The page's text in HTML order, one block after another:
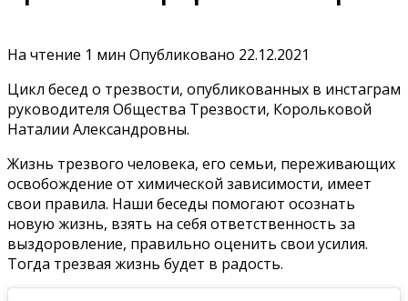
На чтение 1 мин Опубликовано 22.12.2021
Цикл бесед о трезвости, опубликованных в инстаграм
руководителя Общества Трезвости, Корольковой
Наталии Александровны.
Жизнь трезвого человека, его семьи, переживающих
освобождение от химической зависимости, имеет
свои правила. Наши беседы помогают осознать
новую жизнь, взять на себя ответственность за
выздоровление, правильно оценить свои усилия.
Тогда трезвая жизнь будет в радость.